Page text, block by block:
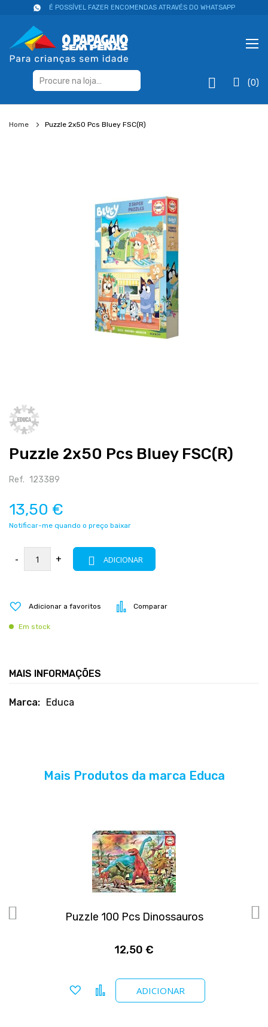
É POSSÍVEL FAZER ENCOMENDAS ATRAVÉS DO WHATSAPP
(0)
Home Puzzle 2x50 Pcs Bluey FSC(R)
Puzzle 2x50 Pcs Bluey FSC(R)
Ref. 123389
13,50 €
Notificar-me quando o preço baixar
- + ADICIONAR
Adicionar a favoritos Comparar
Em stock
para
o
início
da
de
MAIS INFORMAÇÕES
Mais
Educa
Mais Produtos da marca Educa
Puzzle 100 Pcs Dinossauros
12,50 €
ADICIONAR
Adicionar a favoritos
Comparar